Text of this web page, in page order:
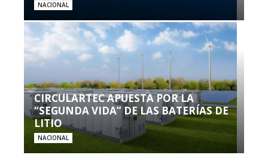
NACIONAL
CIRCULARTEC APUESTA POR LA
“SEGUNDA VIDA” DE LAS BATERÍAS DE
LITIO
NACIONAL